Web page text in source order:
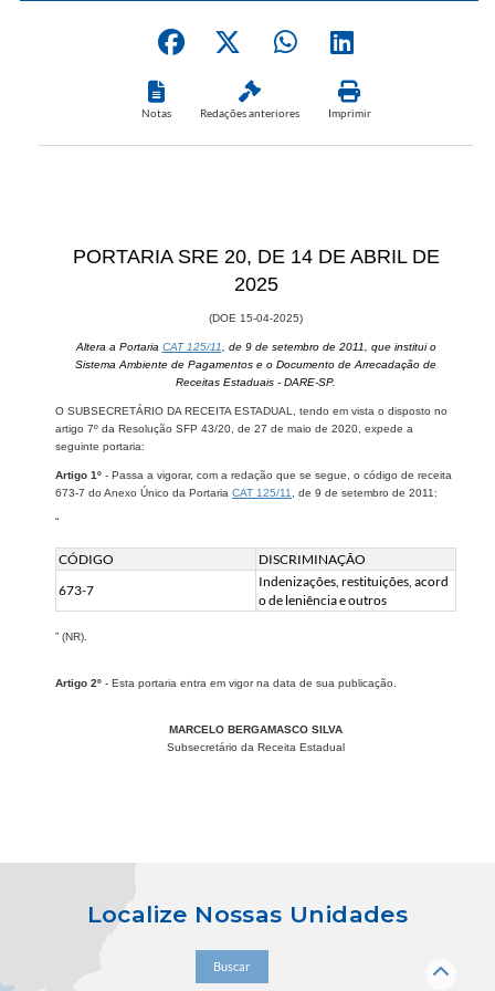
Notas Redações anteriores Imprimir
PORTARIA SRE 20, ​​DE 14 DE ABRIL​​​ DE
2025
(DOE ​15-04-2025)
Altera a Portaria CAT 125/11 , de 9 de se​tembro de 2011, que institui o
Sistema Ambiente de Pagamentos e o Documento de Arrecadação de
Receitas Estaduais - DARE-SP.
O SUBSECRETÁRIO DA RECEITA ESTADUAL, tendo em vista o disposto no
artigo 7º da Resolução SFP 43/20, de 27 de maio de 2020, expede a
seguinte portaria:
Artigo 1º - Passa a vigorar, com a redação que se segue, o código de receita
673-7 do Anexo Único da Portaria CAT 125/11 ​, de 9 de setembro de 2011:
“
CÓDIGO
DISCRIMINAÇÃO
673-7​​
Indenizações, restituições, acord
o de leniência e outros​​
” (NR).
Artigo 2º - Esta portaria entra em vigor na data de sua publicação.
MARCELO BERGAMASCO SILVA
Subsecretário da Receita Estadual
Localize Nossas Unidades
Buscar